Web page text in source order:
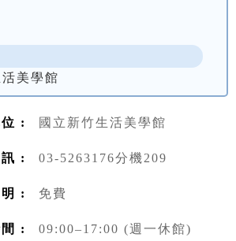
美學館
: 國立新竹生活美學館
: 03-5263176分機209
: 免費
: 09:00–17:00 (週一休館)